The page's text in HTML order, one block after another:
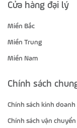
Cửa hàng đại lý
Miền Bắc
Miền Trung
Miền Nam
Chính sách
Chính sách kinh doanh
Chính sách vận chuyển